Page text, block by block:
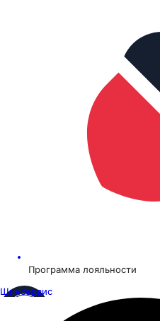
Программа лояльности
Шинсервис